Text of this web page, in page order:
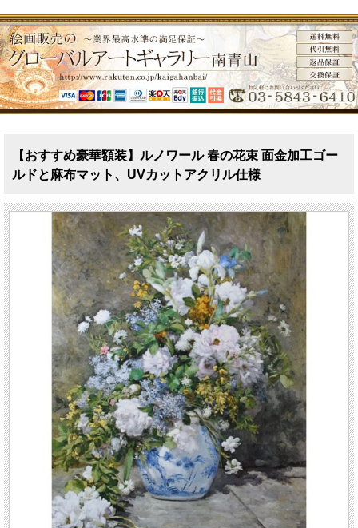
【おすすめ豪華額装】ルノワール 春の花束 面金加工ゴー
ルドと麻布マット、UVカットアクリル仕様